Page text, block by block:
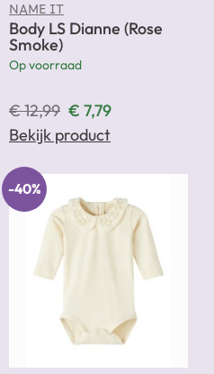
NAME IT
Body LS Dianne (Rose
Smoke)
Op voorraad
€12,99 € 7,79
Bekijk product
-40%